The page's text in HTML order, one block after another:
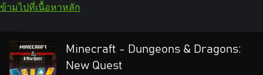
ข้ามไปที่เนื้อหาหลัก
Minecraft - Dungeons & Dragons:
New Quest